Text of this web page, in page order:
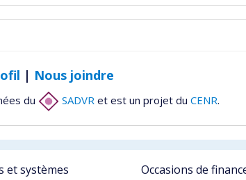
| Nous joindre
du SADVRet est un projet du CENR.
et systèmes Occasions de